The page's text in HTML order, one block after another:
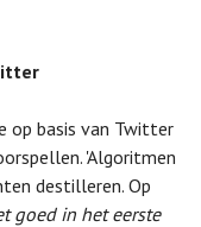
op basis van Twitter
'Algoritmen
destilleren. Op
goed in het eerste